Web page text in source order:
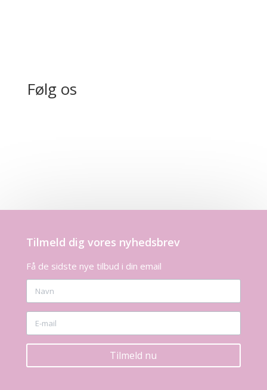
Følg os
Tilmeld dig vores nyhedsbrev
Få de sidste nye tilbud i din email
Tilmeld nu